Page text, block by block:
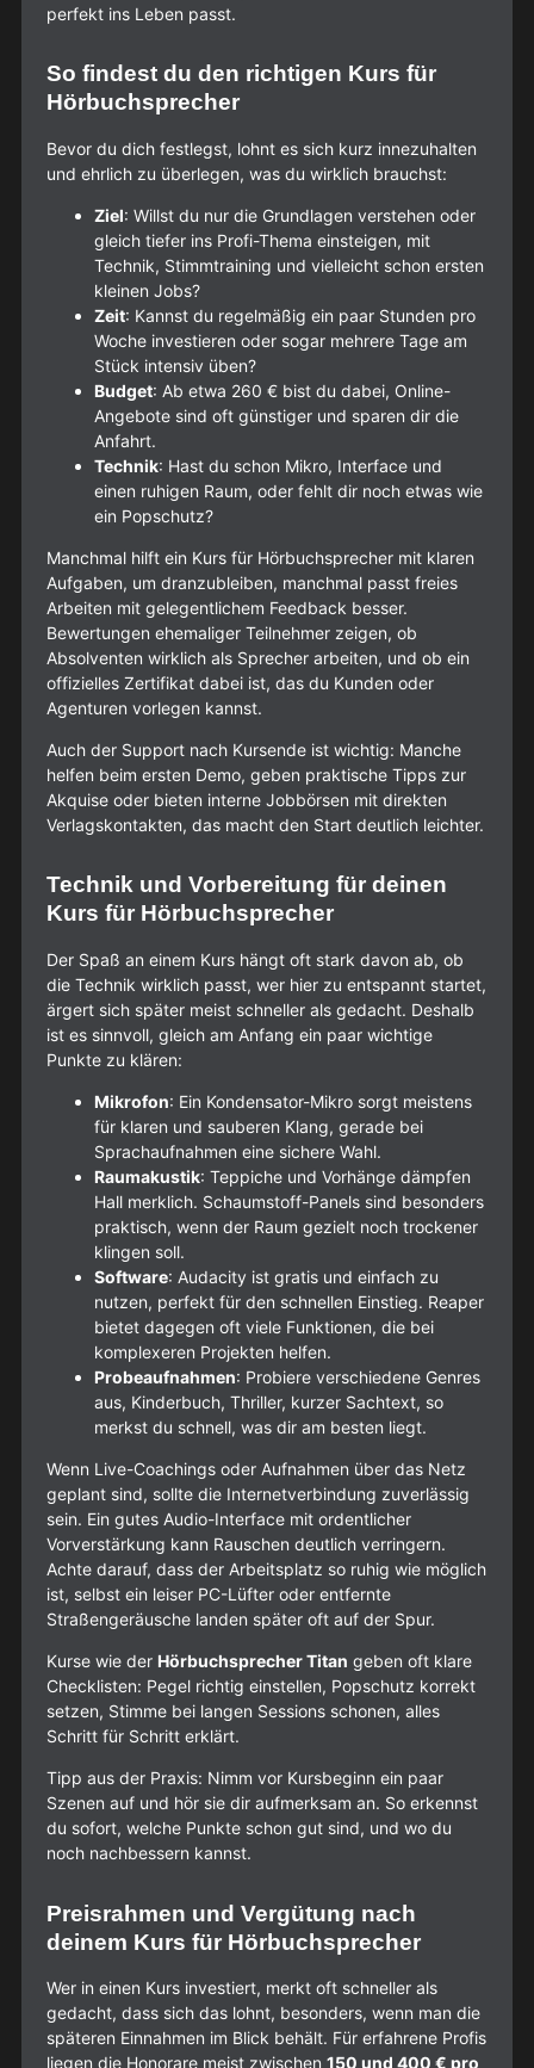
perfekt ins Leben passt.
So findest du den richtigen Kurs für
Hörbuchsprecher
Bevor du dich festlegst, lohnt es sich kurz innezuhalten
und ehrlich zu überlegen, was du wirklich brauchst:
Ziel: Willst du nur die Grundlagen verstehen oder
gleich tiefer ins Profi-Thema einsteigen, mit
Technik, Stimmtraining und vielleicht schon ersten
kleinen Jobs?
Zeit: Kannst du regelmäßig ein paar Stunden pro
Woche investieren oder sogar mehrere Tage am
Stück intensiv üben?
Budget: Ab etwa 260 € bist du dabei, Online-
Angebote sind oft günstiger und sparen dir die
Anfahrt.
Technik: Hast du schon Mikro, Interface und
einen ruhigen Raum, oder fehlt dir noch etwas wie
ein Popschutz?
Manchmal hilft ein Kurs für Hörbuchsprecher mit klaren
Aufgaben, um dranzubleiben, manchmal passt freies
Arbeiten mit gelegentlichem Feedback besser.
Bewertungen ehemaliger Teilnehmer zeigen, ob
Absolventen wirklich als Sprecher arbeiten, und ob ein
offizielles Zertifikat dabei ist, das du Kunden oder
Agenturen vorlegen kannst.
Auch der Support nach Kursende ist wichtig: Manche
helfen beim ersten Demo, geben praktische Tipps zur
Akquise oder bieten interne Jobbörsen mit direkten
Verlagskontakten, das macht den Start deutlich leichter.
Technik und Vorbereitung für deinen
Kurs für Hörbuchsprecher
Der Spaß an einem Kurs hängt oft stark davon ab, ob
die Technik wirklich passt, wer hier zu entspannt startet,
ärgert sich später meist schneller als gedacht. Deshalb
ist es sinnvoll, gleich am Anfang ein paar wichtige
Punkte zu klären:
Mikrofon: Ein Kondensator-Mikro sorgt meistens
für klaren und sauberen Klang, gerade bei
Sprachaufnahmen eine sichere Wahl.
Raumakustik: Teppiche und Vorhänge dämpfen
Hall merklich. Schaumstoff-Panels sind besonders
praktisch, wenn der Raum gezielt noch trockener
klingen soll.
Software: Audacity ist gratis und einfach zu
nutzen, perfekt für den schnellen Einstieg. Reaper
bietet dagegen oft viele Funktionen, die bei
komplexeren Projekten helfen.
Probeaufnahmen: Probiere verschiedene Genres
aus, Kinderbuch, Thriller, kurzer Sachtext, so
merkst du schnell, was dir am besten liegt.
Wenn Live-Coachings oder Aufnahmen über das Netz
geplant sind, sollte die Internetverbindung zuverlässig
sein. Ein gutes Audio-Interface mit ordentlicher
Vorverstärkung kann Rauschen deutlich verringern.
Achte darauf, dass der Arbeitsplatz so ruhig wie möglich
ist, selbst ein leiser PC-Lüfter oder entfernte
Straßengeräusche landen später oft auf der Spur.
Kurse wie der Hörbuchsprecher Titan geben oft klare
Checklisten: Pegel richtig einstellen, Popschutz korrekt
setzen, Stimme bei langen Sessions schonen, alles
Schritt für Schritt erklärt.
Tipp aus der Praxis: Nimm vor Kursbeginn ein paar
Szenen auf und hör sie dir aufmerksam an. So erkennst
du sofort, welche Punkte schon gut sind, und wo du
noch nachbessern kannst.
Preisrahmen und Vergütung nach
deinem Kurs für Hörbuchsprecher
Wer in einen Kurs investiert, merkt oft schneller als
gedacht, dass sich das lohnt, besonders, wenn man die
späteren Einnahmen im Blick behält. Für erfahrene Profis
liegen die Honorare meist zwischen 150 und 400 € pro